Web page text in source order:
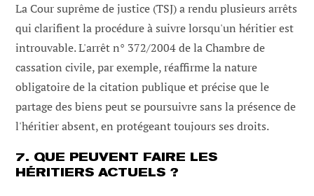
La Cour suprême de justice (TSJ) a rendu plusieurs arrêts
qui clarifient la procédure à suivre lorsqu'un héritier est
introuvable. L'arrêt n° 372/2004 de la Chambre de
cassation civile, par exemple, réaffirme la nature
obligatoire de la citation publique et précise que le
partage des biens peut se poursuivre sans la présence de
l'héritier absent, en protégeant toujours ses droits.
7. QUE PEUVENT FAIRE LES
HÉRITIERS ACTUELS ?